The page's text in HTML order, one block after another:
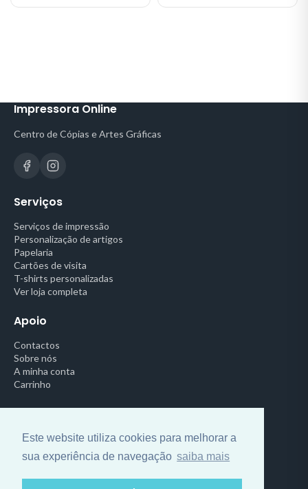
Este website utiliza cookies para melhorar a
sua experiência de navegação saiba mais
Impressora Online
Centro de Cópias e Artes Gráficas
Serviços
Serviços de impressão
Personalização de artigos
Papelaria
Cartões de visita
T-shirts personalizadas
Ver loja completa
Apoio
Contactos
Sobre nós
A minha conta
Carrinho
Política de Privacidade
Termos e Condições
Centro de Arbitragem